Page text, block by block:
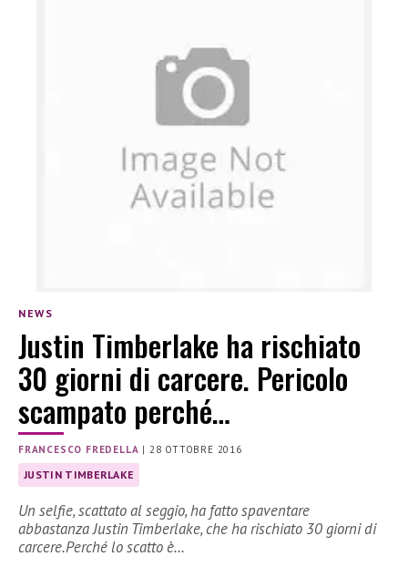
NEWS
Justin Timberlake ha rischiato
30 giorni di carcere. Pericolo
scampato perché…
FRANCESCO FREDELLA | 28 OTTOBRE 2016
JUSTIN TIMBERLAKE
Un selfie, scattato al seggio, ha fatto spaventare
abbastanza Justin Timberlake, che ha rischiato 30 giorni di
carcere.Perché lo scatto è…